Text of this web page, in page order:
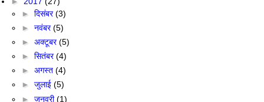
► दिसंबर(3)
► नवंबर(5)
► अक्टूबर(5)
► सितंबर(4)
► अगस्त (4)
► जुलाई (5)
► जनवरी(1)